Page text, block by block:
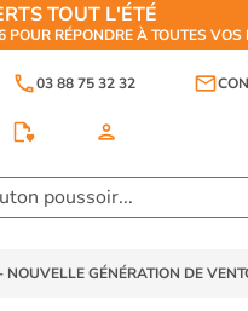
TOUT L'ÉTÉ
POUR RÉPONDRE À TOUTES
phone03 88 75 32 32 email
person
NOUVELLE GÉNÉRATION DE